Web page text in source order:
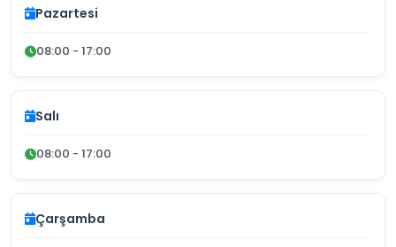
Pazartesi
08:00 - 17:00
Salı
08:00 - 17:00
Çarşamba